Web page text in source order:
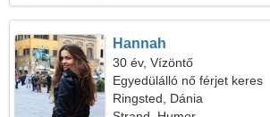
Hannah
30 év, Vízöntő
Egyedülálló nő férjet keres
Ringsted, Dánia